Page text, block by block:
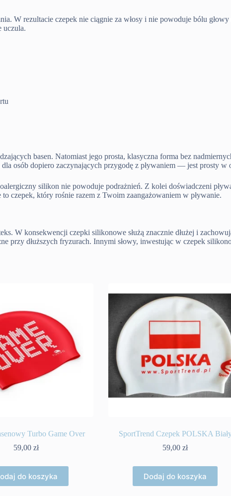
W rezultacie czepek nie ciągnie za włosy i nie powoduje bólu
uczula.
basen. Natomiast jego prosta, klasyczna forma bez
osób dopiero zaczynających przygodę z pływaniem — jest prosty w
silikon nie powoduje podrażnień. Z kolei doświadczeni
czepek, który rośnie razem z Twoim zaangażowaniem w pływanie.
W konsekwencji czepki silikonowe służą znacznie dłużej i
przy dłuższych fryzurach. Innymi słowy, inwestując w czepek
Turbo Game Over
59,00zł
do koszyka
SportTrend Czepek POLSKA
59,00zł
Dodaj do koszyka